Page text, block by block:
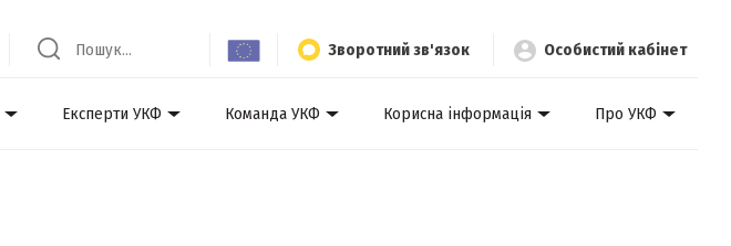
Зворотний зв'язок Особистий кабінет
Експерти УКФ Команда УКФ Корисна інформація Про УКФ